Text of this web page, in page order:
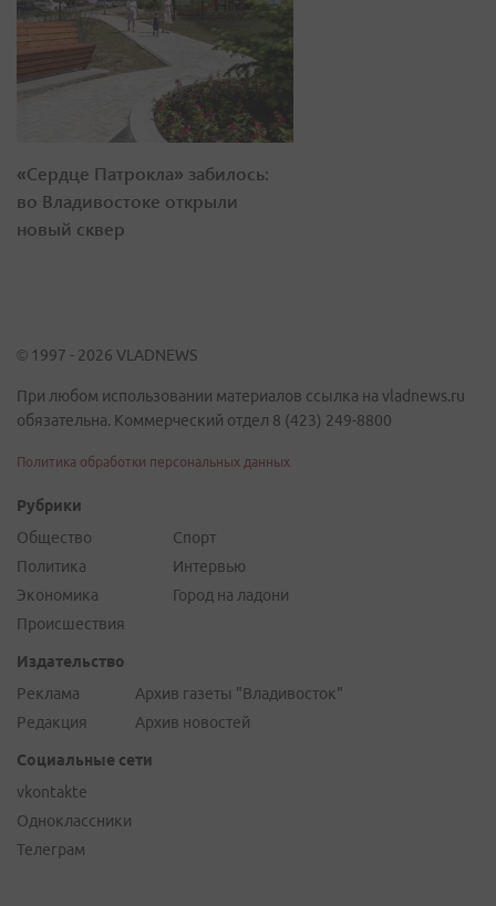
«Сердце Патрокла» забилось:
во Владивостоке открыли
новый сквер
© 1997 - 2026 VLADNEWS
При любом использовании материалов ссылка на vladnews.ru
обязательна. Коммерческий отдел 8 (423) 249-8800
Политика обработки персональных данных
Рубрики
Общество
Политика
Экономика
Происшествия
Спорт
Интервью
Город на ладони
Издательство
Реклама
Редакция
Архив газеты "Владивосток"
Архив новостей
Социальные сети
vkontakte
Одноклассники
Телеграм